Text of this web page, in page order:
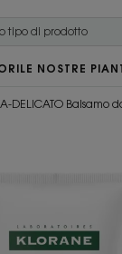
LE NOSTRE
DELICATO